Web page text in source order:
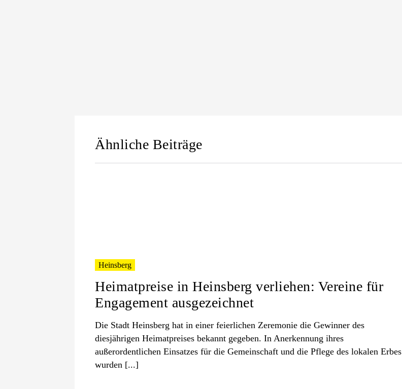
Ähnliche Beiträge
Heinsberg
Heimatpreise in Heinsberg verliehen: Vereine für
Engagement ausgezeichnet
Die Stadt Heinsberg hat in einer feierlichen Zeremonie die Gewinner des
diesjährigen Heimatpreises bekannt gegeben. In Anerkennung ihres
außerordentlichen Einsatzes für die Gemeinschaft und die Pflege des lokalen Erbes
wurden [...]